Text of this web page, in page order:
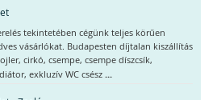
tekintetében cégünk teljes körűen
vásárlókat. Budapesten díjtalan kiszállítás
cirkó, csempe, csempe díszcsík,
exkluzív WC csész ...